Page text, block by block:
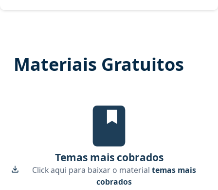
Materiais Gratuitos
Temas mais cobrados, material
Temas mais cobrados
Click aqui para baixar o material temas mais
cobrados